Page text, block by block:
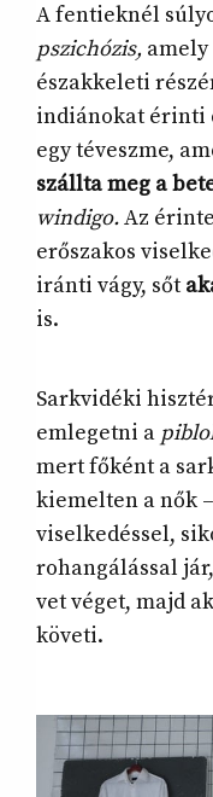
A fentieknél
pszichózis,
északkeleti
indiánokat érinti
egy téveszme,
szállta meg a
windigo.Az
erőszakos
iránti vágy, sőt
is.
Sarkvidéki
emlegetni a
mert főként a
kiemelten a nők
viselkedéssel,
rohangálással
vet véget, majd
követi.